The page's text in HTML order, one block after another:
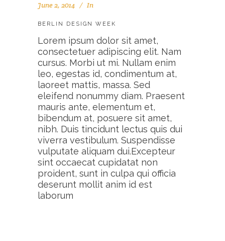
June 2, 2014 In
BERLIN DESIGN WEEK
Lorem ipsum dolor sit amet,
consectetuer adipiscing elit. Nam
cursus. Morbi ut mi. Nullam enim
leo, egestas id, condimentum at,
laoreet mattis, massa. Sed
eleifend nonummy diam. Praesent
mauris ante, elementum et,
bibendum at, posuere sit amet,
nibh. Duis tincidunt lectus quis dui
viverra vestibulum. Suspendisse
vulputate aliquam dui.Excepteur
sint occaecat cupidatat non
proident, sunt in culpa qui officia
deserunt mollit anim id est
laborum